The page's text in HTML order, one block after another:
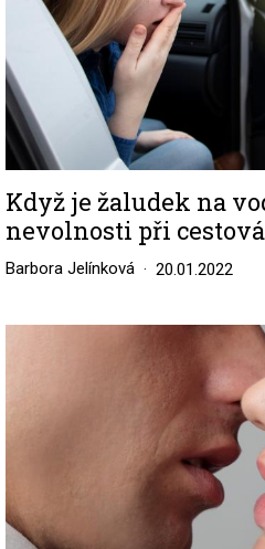
Když je žaludek na
nevolnosti při
Barbora Jelínková 20.01.2022